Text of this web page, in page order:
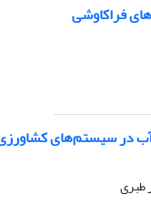
فراکاوشی
در سیستم‌های
طبری